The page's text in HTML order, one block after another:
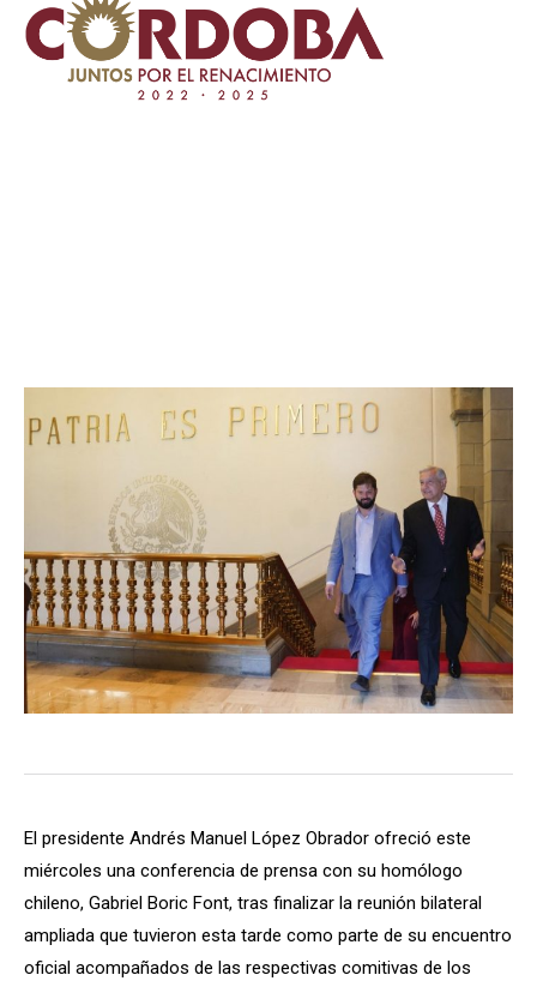
El presidente Andrés Manuel López Obrador ofreció este
miércoles una conferencia de prensa con su homólogo
chileno, Gabriel Boric Font, tras finalizar la reunión bilateral
ampliada que tuvieron esta tarde como parte de su encuentro
oficial acompañados de las respectivas comitivas de los